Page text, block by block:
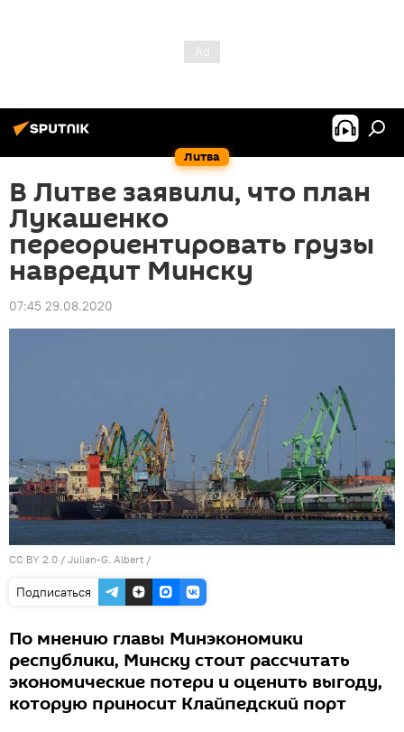
Литва
В Литве заявили, что план
Лукашенко
переориентировать грузы
навредит Минску
07:45 29.08.2020
CC BY 2.0 / Julian-G. Albert /
Подписаться
По мнению главы Минэкономики
республики, Минску стоит рассчитать
экономические потери и оценить выгоду,
которую приносит Клайпедский порт